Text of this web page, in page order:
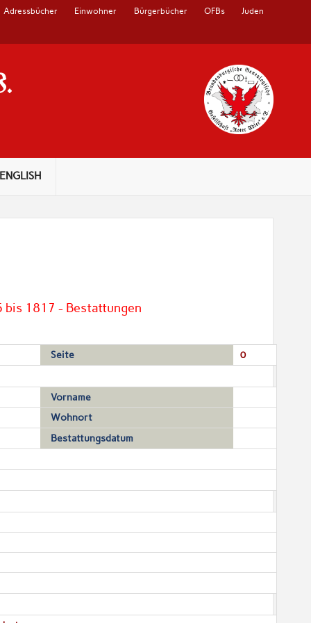
Adressbücher Einwohner Bürgerbücher OFBs Juden
ENGLISH
bis 1817 - Bestattungen
Seite 0
Vorname
Wohnort
Bestattungsdatum